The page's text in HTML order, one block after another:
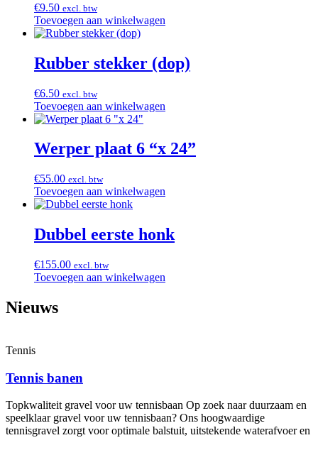
€9.50 excl. btw
Toevoegen aan winkelwagen
Rubber stekker (dop)
€6.50 excl. btw
Toevoegen aan winkelwagen
Werper plaat 6 “x 24”
€55.00 excl. btw
Toevoegen aan winkelwagen
Dubbel eerste honk
€155.00 excl. btw
Toevoegen aan winkelwagen
Nieuws
Tennis
Tennis banen
Topkwaliteit gravel voor uw tennisbaan Op zoek naar duurzaam en
speelklaar gravel voor uw tennisbaan? Ons hoogwaardige
tennisgravel zorgt voor optimale balstuit, uitstekende waterafvoer en